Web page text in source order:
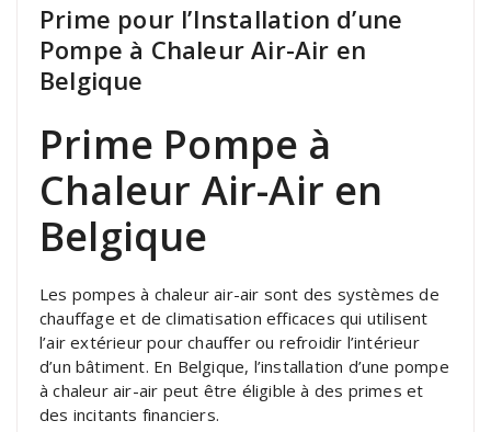
Prime pour l’Installation d’une
Pompe à Chaleur Air-Air en
Belgique
Prime Pompe à
Chaleur Air-Air en
Belgique
Les pompes à chaleur air-air sont des systèmes de
chauffage et de climatisation efficaces qui utilisent
l’air extérieur pour chauffer ou refroidir l’intérieur
d’un bâtiment. En Belgique, l’installation d’une pompe
à chaleur air-air peut être éligible à des primes et
des incitants financiers.